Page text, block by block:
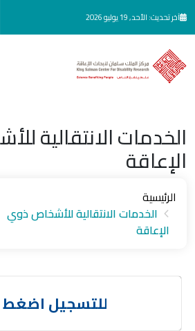
تجاوز إلى المحتوى الرئيسي
آخر تحديث: الأحد, 19 يوليو 2026
الخدمات الانتقالية
الإعاقة
الرئيسية
الخدمات الانتقالية للأشخاص ذوي
الإعاقة
للتسجيل اضغط